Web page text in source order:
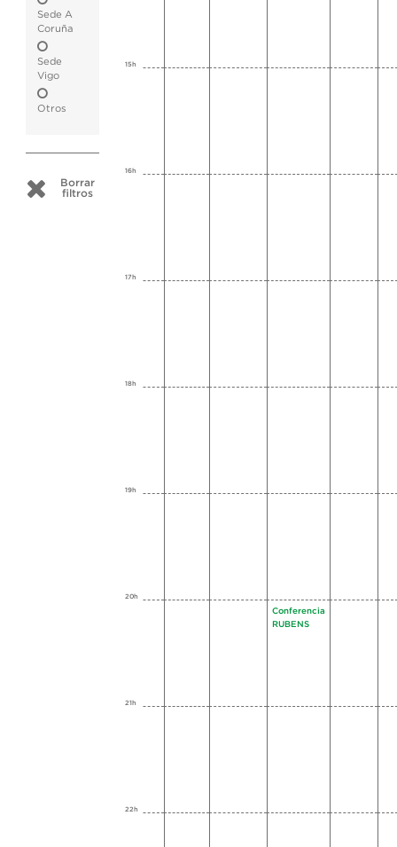
Sede A
Coruña
Sede
Vigo
Otros
Borrar
filtros
15h
16h
17h
18h
19h
20h
Conferencia
RUBENS
21h
22h